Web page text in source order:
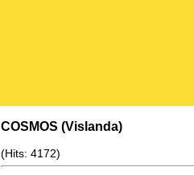
COSMOS (Vislanda)
(Hits: 4172)